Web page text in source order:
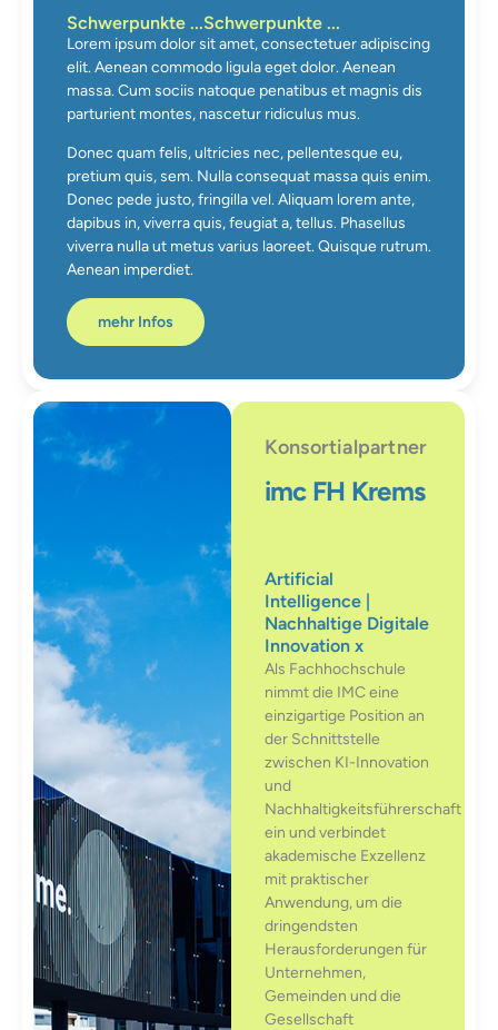
Schwerpunkte ...Schwerpunkte ...
Lorem ipsum dolor sit amet, consectetuer adipiscing
elit. Aenean commodo ligula eget dolor. Aenean
massa. Cum sociis natoque penatibus et magnis dis
parturient montes, nascetur ridiculus mus.
Donec quam felis, ultricies nec, pellentesque eu,
pretium quis, sem. Nulla consequat massa quis enim.
Donec pede justo, fringilla vel. Aliquam lorem ante,
dapibus in, viverra quis, feugiat a, tellus. Phasellus
viverra nulla ut metus varius laoreet. Quisque rutrum.
Aenean imperdiet.
mehr Infos
Konsortialpartner
imc FH Krems
Artificial
Intelligence |
Nachhaltige Digitale
Innovation x
Als Fachhochschule
nimmt die IMC eine
einzigartige Position an
der Schnittstelle
zwischen KI-Innovation
und
Nachhaltigkeitsführerschaft
ein und verbindet
akademische Exzellenz
mit praktischer
Anwendung, um die
dringendsten
Herausforderungen für
Unternehmen,
Gemeinden und die
Gesellschaft